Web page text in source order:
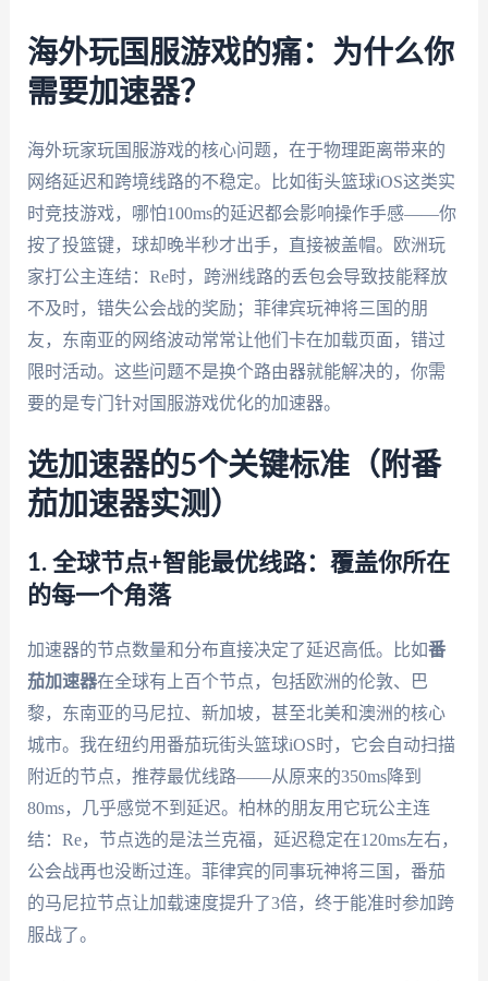
海外玩国服游戏的痛：为什么你
需要加速器？
海外玩家玩国服游戏的核心问题，在于物理距离带来的
网络延迟和跨境线路的不稳定。比如街头篮球iOS这类实
时竞技游戏，哪怕100ms的延迟都会影响操作手感——你
按了投篮键，球却晚半秒才出手，直接被盖帽。欧洲玩
家打公主连结：Re时，跨洲线路的丢包会导致技能释放
不及时，错失公会战的奖励；菲律宾玩神将三国的朋
友，东南亚的网络波动常常让他们卡在加载页面，错过
限时活动。这些问题不是换个路由器就能解决的，你需
要的是专门针对国服游戏优化的加速器。
选加速器的5个关键标准（附番
茄加速器实测）
1. 全球节点+智能最优线路：覆盖你所在
的每一个角落
加速器的节点数量和分布直接决定了延迟高低。比如番
茄加速器在全球有上百个节点，包括欧洲的伦敦、巴
黎，东南亚的马尼拉、新加坡，甚至北美和澳洲的核心
城市。我在纽约用番茄玩街头篮球iOS时，它会自动扫描
附近的节点，推荐最优线路——从原来的350ms降到
80ms，几乎感觉不到延迟。柏林的朋友用它玩公主连
结：Re，节点选的是法兰克福，延迟稳定在120ms左右，
公会战再也没断过连。菲律宾的同事玩神将三国，番茄
的马尼拉节点让加载速度提升了3倍，终于能准时参加跨
服战了。